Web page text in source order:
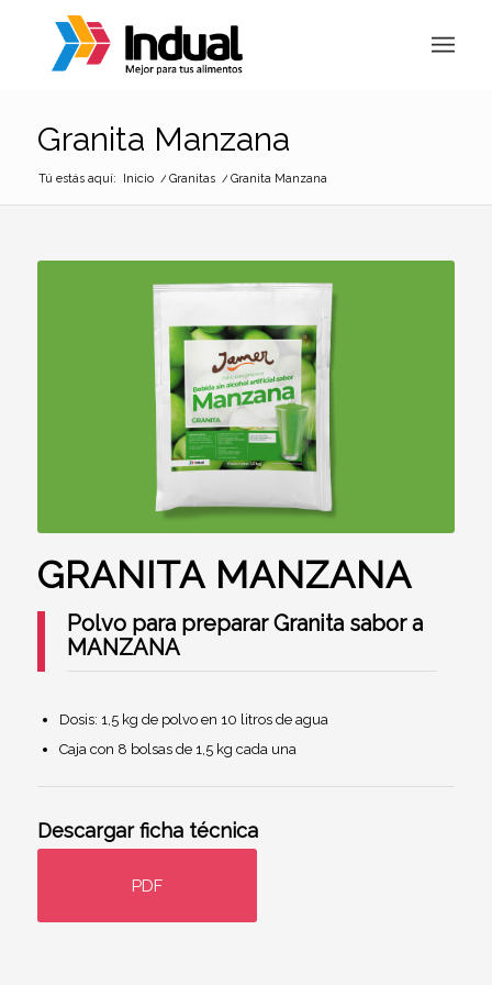
Granita Manzana
Tú estás aquí: Inicio / Granitas / Granita Manzana
GRANITA MANZANA
Polvo para preparar Granita sabor a
MANZANA
Dosis: 1,5 kg de polvo en 10 litros de agua
Caja con 8 bolsas de 1,5 kg cada una
Descargar ficha técnica
PDF